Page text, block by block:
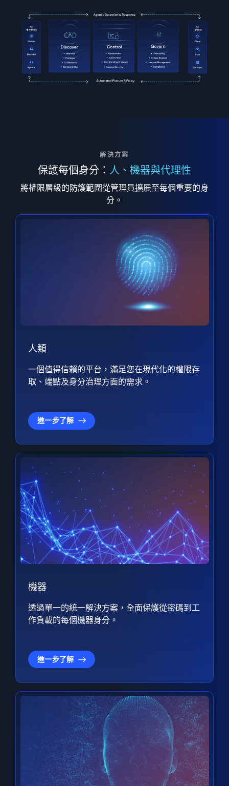
解決方案
保護每個身分： 人、機器與代理性
將權限層級的防護範圍從管理員擴展至每個重要的身
分。
人類
一個值得信賴的平台，滿足您在現代化的權限存
取、端點及身分治理方面的需求。
進一步了解
機器
透過單一的統一解決方案，全面保護從密碼到工
作負載的每個機器身分。
進一步了解